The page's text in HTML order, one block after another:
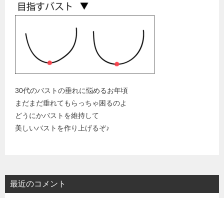
30代のバストの垂れに悩めるお年頃
まだまだ垂れてもらっちゃ困るのよ
どうにかバストを維持して
美しいバストを作り上げるぞ♪
最近のコメント